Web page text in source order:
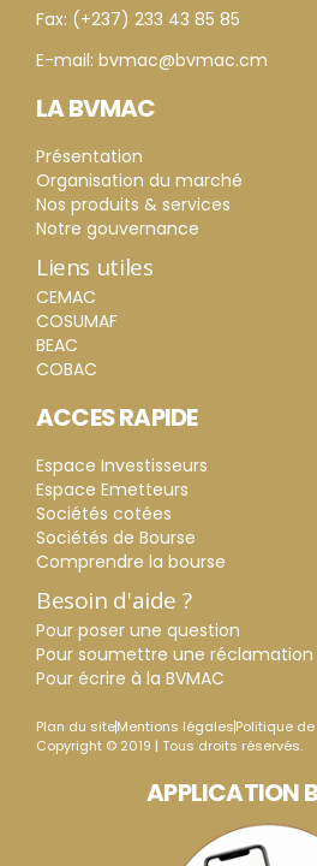
Fax: (+237) 233 43 85 85
E-mail: bvmac@bvmac.cm
LA BVMAC
Présentation
Organisation du marché
Nos produits & services
Notre gouvernance
Liens utiles
CEMAC
COSUMAF
BEAC
COBAC
ACCES RAPIDE
Espace Investisseurs
Espace Emetteurs
Sociétés cotées
Sociétés de Bourse
Comprendre la bourse
Besoin d'aide ?
Pour poser une question
Pour soumettre une réclamation
Pour écrire à la BVMAC
Plan du siteMentions légalesPolitique
Copyright © 2019 | Tous droits réservés.
APPLICATION